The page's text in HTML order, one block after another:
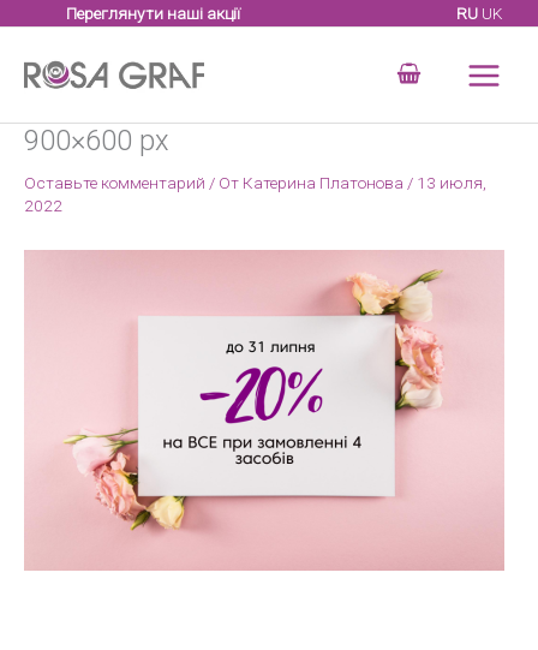
содержимому
Переглянути наші акції RU UK
900×600 px
Оставьте комментарий / От Катерина Платонова / 13 июля,
2022